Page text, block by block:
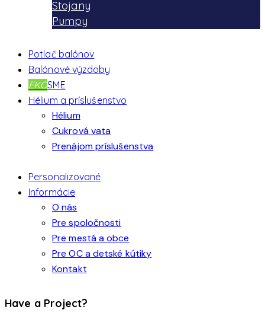
Stojany
Pumpy
Potlač balónov
Balónové výzdoby
EKOSME
Hélium a príslušenstvo
Hélium
Cukrová vata
Prenájom príslušenstva
Personalizované
Informácie
O nás
Pre spoločnosti
Pre mestá a obce
Pre OC a detské kútiky
Kontakt
Have a Project?